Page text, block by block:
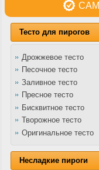
Тесто для пирогов
Дрожжевое тесто
Песочное тесто
Заливное тесто
Пресное тесто
Бисквитное тесто
Творожное тесто
Оригинальное тесто
Несладкие пироги